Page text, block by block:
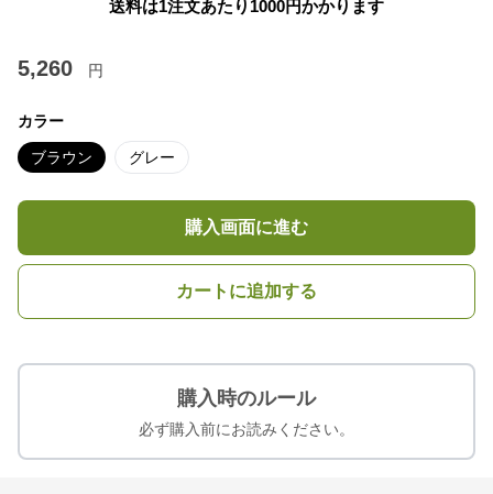
送料は1注文あたり 1000円かかります
5,260 円
カラー
ブラウン グレー
購入画面に進む
カートに追加する
購入時のルール
必ず購入前にお読みください。